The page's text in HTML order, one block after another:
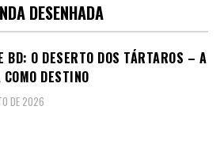
DESENHADA
BD: O DESERTO DOS TÁRTAROS – A
DESTINO
DE 2026